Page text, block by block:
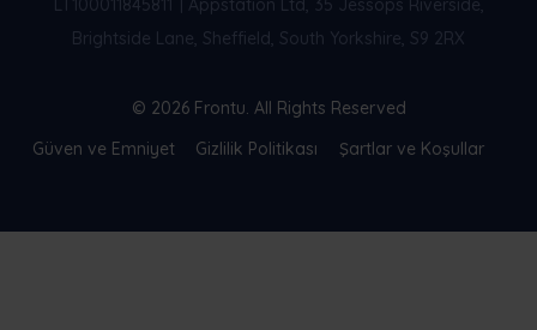
LT100011845811
Appstation Ltd, 35 Jessops Riverside,
Brightside Lane, Sheffield, South Yorkshire, S9 2RX
© 2026 Frontu. All Rights Reserved
Güven ve Emniyet
Gizlilik Politikası Şartlar ve Koşullar